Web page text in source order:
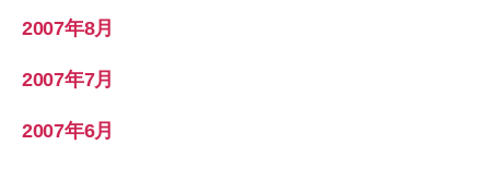
2007年8月
2007年7月
2007年6月